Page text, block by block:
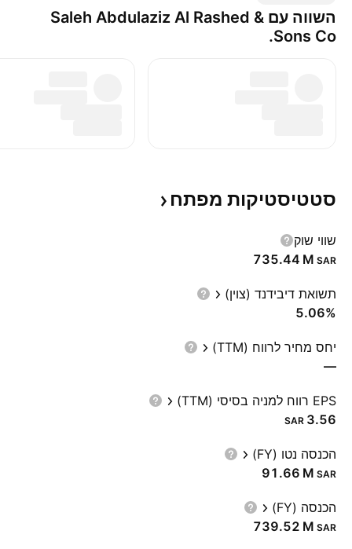
השווה עם Saleh Abdulaziz Al Rashed &
Sons Co.
סטטיסטיקות מפתח
שווי שוק
‪735.44 M‬ SAR
תשואת דיבידנד (צוין)
5.06%
יחס מחיר לרווח (TTM)
—
EPS רווח למניה בסיסי (TTM)
3.56
SAR
הכנסה נטו (FY)
‪91.66 M‬ SAR
הכנסה (FY)
‪739.52 M‬ SAR